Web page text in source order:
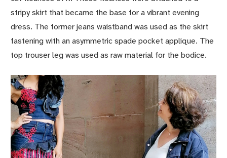
stripy skirt that became the base for a vibrant evening
dress. The former jeans waistband was used as the skirt
fastening with an asymmetric spade pocket applique. The
top trouser leg was used as raw material for the bodice.